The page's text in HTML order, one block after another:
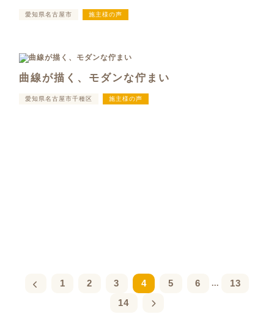
愛知県名古屋市 施主様の声
曲線が描く、モダンな佇まい
愛知県名古屋市千種区 施主様の声
1 2 3 4 5 6 ...
13
14